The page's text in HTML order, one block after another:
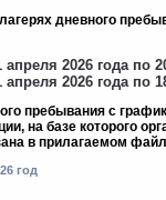
дневного
апреля 2026 года по
апреля 2026 года по
пребывания с
на базе которого
в прилагаемом
год